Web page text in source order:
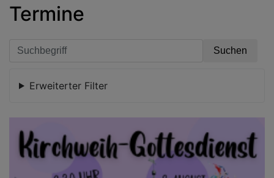
Termine
Erweiterter Filter